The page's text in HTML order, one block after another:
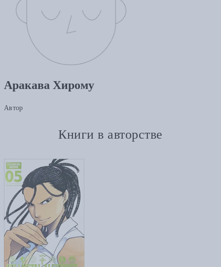
Аракава Хирому
Автор
Книги в авторстве